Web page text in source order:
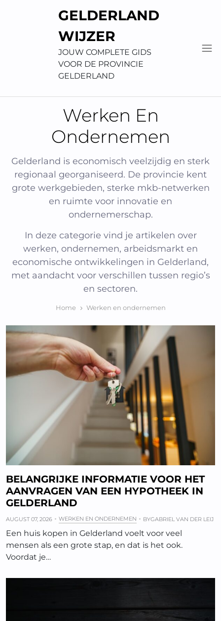
GELDERLAND
WIJZER
JOUW COMPLETE GIDS
VOOR DE PROVINCIE
GELDERLAND
Werken En
Ondernemen
Gelderland is economisch veelzijdig en sterk
regionaal georganiseerd. De provincie kent
grote werkgebieden, sterke mkb-netwerken
en ruimte voor innovatie en
ondernemerschap.
In deze categorie vind je artikelen over
werken, ondernemen, arbeidsmarkt en
economische ontwikkelingen in Gelderland,
met aandacht voor verschillen tussen regio’s
en sectoren.
Home Werken en ondernemen
BELANGRIJKE INFORMATIE VOOR HET
AANVRAGEN VAN EEN HYPOTHEEK IN
GELDERLAND
AUGUST 07, 2026 WERKEN EN ONDERNEMEN BYGABRIEL VAN DER LEIJ
Een huis kopen in Gelderland voelt voor veel
mensen als een grote stap, en dat is het ook.
Voordat je…